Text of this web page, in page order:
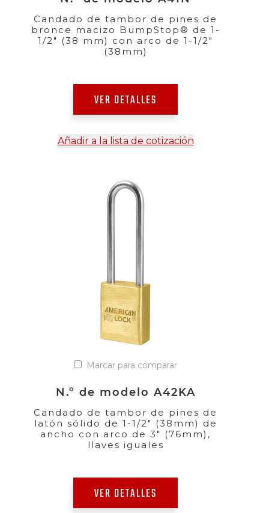
Candado de tambor de pines de
bronce macizo BumpStop® de 1-
1/2" (38 mm) con arco de 1-1/2"
(38mm)
VER DETALLES
Añadir a la lista de cotización
Marcar para comparar
N.º de modelo A42KA
Candado de tambor de pines de
latón sólido de 1-1/2" (38mm) de
ancho con arco de 3" (76mm),
llaves iguales
VER DETALLES